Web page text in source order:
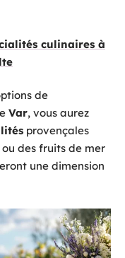
culinaires à
de
Var, vous aurez
provençales
des fruits de mer
une dimension